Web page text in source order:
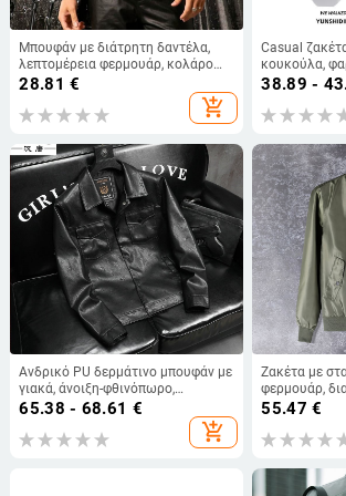
Μπουφάν με διάτρητη δαντέλα,
λεπτομέρεια φερμουάρ, κολάρο
stand, στενή γραμμή, αναπνεόμενο
28.81 €
add_shopping_cart
Casual
κουκούλα,
μανίκια
38.89 -
Ανδρικό PU δερμάτινο μπουφάν με
γιακά, άνοιξη-φθινόπωρο,
μονόπετο κλείσιμο, χωρίς
κουκούλα, με πολλές τσέπες,
κανονικού μήκους
65.38 - 68.61 €
add_shopping_cart
Ζακέτα με
φερμουάρ,
και
55.47 €